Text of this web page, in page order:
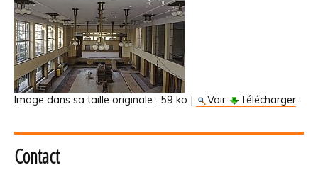
Image dans sa taille originale : 59 ko | Voir Télécharger
Contact